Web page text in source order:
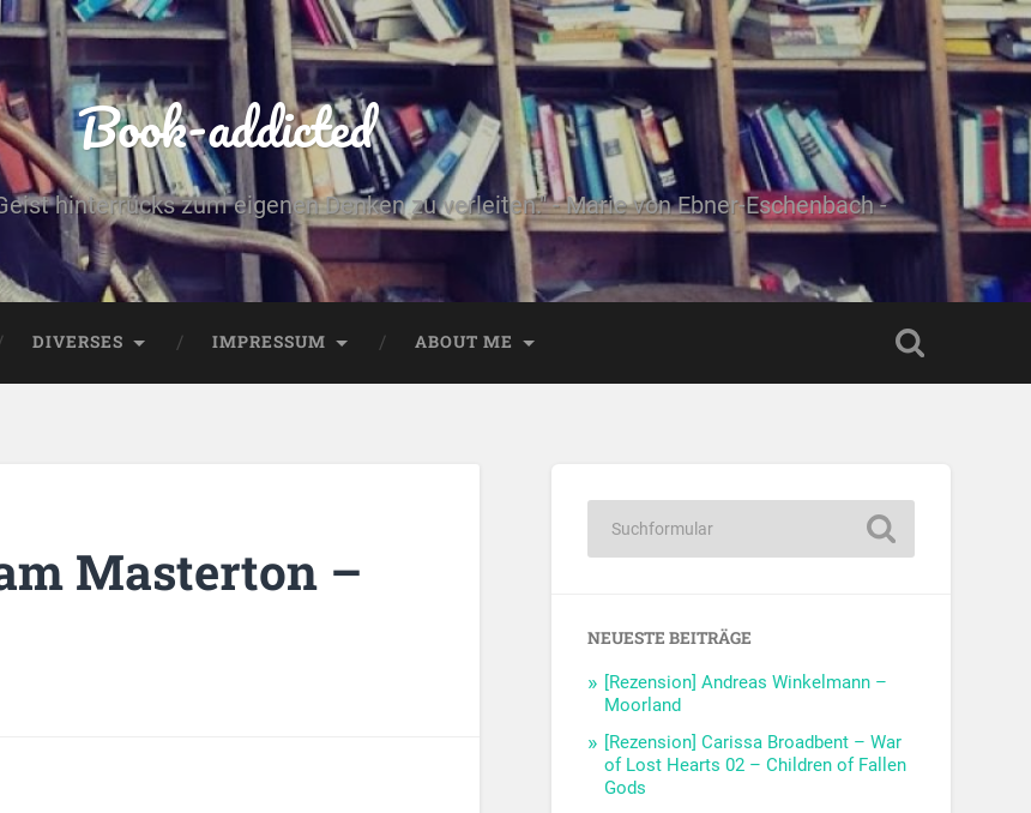
Book-addicted
hinterrücks zum eigenen Denken zu verleiten." - Marie von Ebner-Eschenbach -
DIVERSES IMPRESSUM ABOUT ME
Masterton –
NEUESTE BEITRÄGE
[Rezension] Andreas Winkelmann –
Moorland
[Rezension] Carissa Broadbent – War
of Lost Hearts 02 – Children of Fallen
Gods